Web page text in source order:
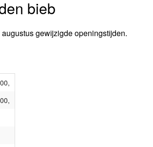
bieb
gewijzigde openingstijden.